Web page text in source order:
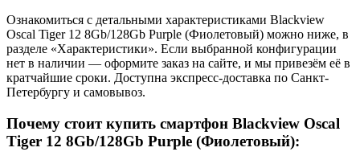
Ознакомиться с детальными характеристиками Blackview
Oscal Tiger 12 8Gb/128Gb Purple (Фиолетовый) можно ниже, в
разделе «Характеристики». Если выбранной конфигурации
нет в наличии — оформите заказ на сайте, и мы привезём её в
кратчайшие сроки. Доступна экспресс-доставка по Санкт-
Петербургу и самовывоз.
Почему стоит купить смартфон Blackview Oscal
Tiger 12 8Gb/128Gb Purple (Фиолетовый):